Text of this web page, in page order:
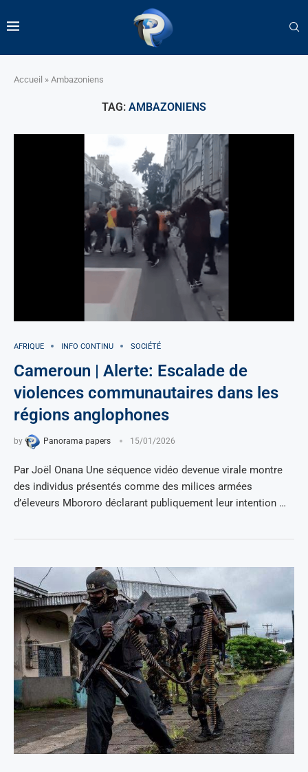
Accueil » Ambazoniens
TAG: AMBAZONIENS
AFRIQUE INFO CONTINU SOCIÉTÉ
Cameroun | Alerte: Escalade de
violences communautaires dans les
régions anglophones
by Panorama papers 15/01/2026
Par Joël Onana Une séquence vidéo devenue virale montre
des individus présentés comme des milices armées
d’éleveurs Mbororo déclarant publiquement leur intention …